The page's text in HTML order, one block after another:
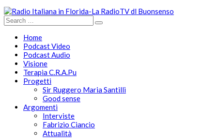
Home
Podcast Video
Podcast Audio
Visione
Terapia C.R.A.Pu
Progetti
Sir Ruggero Maria Santilli
Good sense
Argomenti
Interviste
Fabrizio Ciancio
Attualità